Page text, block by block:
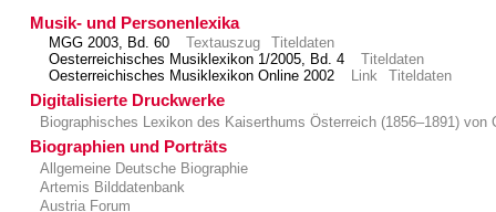
Musik- und Personenlexika
MGG 2003, Bd. 60 Textauszug
Titeldaten
Oesterreichisches Musiklexikon 1/2005, Bd. 4
Titeldaten
Oesterreichisches Musiklexikon Online 2002
Link Titeldaten
Digitalisierte Druckwerke
Biographisches Lexikon des Kaiserthums Österreich (1856–1891) von
Biographien und Porträts
Allgemeine Deutsche Biographie
Artemis Bilddatenbank
Austria Forum